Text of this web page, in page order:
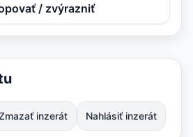
/ zvýrazniť
inzerát Nahlásiť inzerát